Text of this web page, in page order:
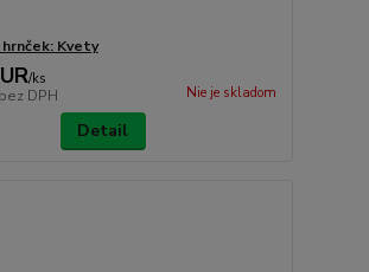
Kvety
/ks
bez DPH Nie je skladom
Detail